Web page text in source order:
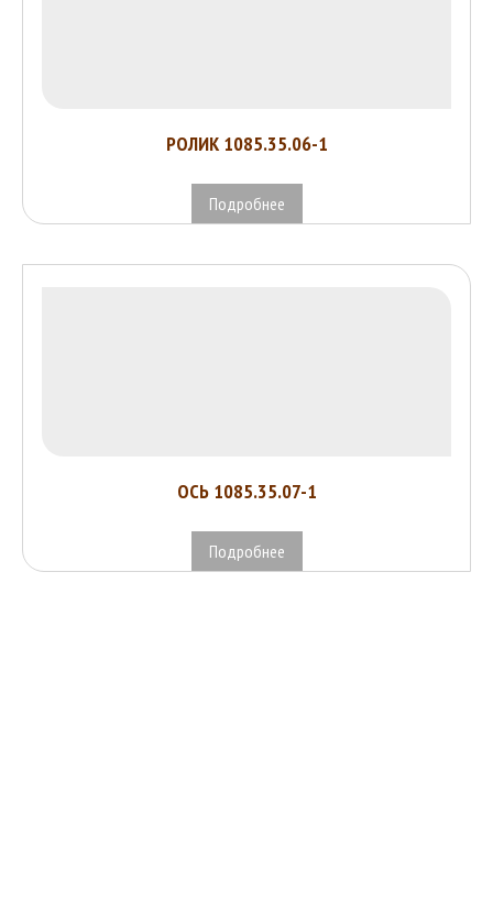
РОЛИК 1085.35.06-1
Подробнее
ОСЬ 1085.35.07-1
Подробнее